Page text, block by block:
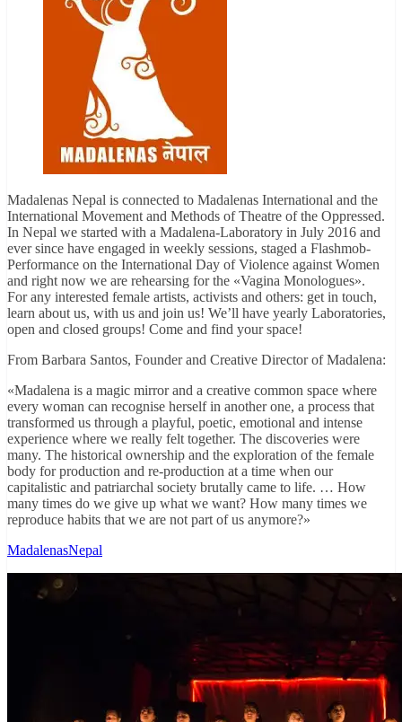
Madalenas Nepal is connected to Madalenas International and the
International Movement and Methods of Theatre of the Oppressed.
In Nepal we started with a Madalena-Laboratory in July 2016 and
ever since have engaged in weekly sessions, staged a Flashmob-
Performance on the International Day of Violence against Women
and right now we are rehearsing for the «Vagina Monologues».
For any interested female artists, activists and others: get in touch,
learn about us, with us and join us! We’ll have yearly Laboratories,
open and closed groups! Come and find your space!
From Barbara Santos, Founder and Creative Director of Madalena:
«Madalena is a magic mirror and a creative common space where
every woman can recognise herself in another one, a process that
transformed us through a playful, poetic, emotional and intense
experience where we really felt together. The discoveries were
many. The historical ownership and the exploration of the female
body for production and re-production at a time when our
capitalistic and patriarchal society brutally came to life. … How
many times do we give up what we want? How many times we
reproduce habits that we are not part of us anymore?»
MadalenasNepal